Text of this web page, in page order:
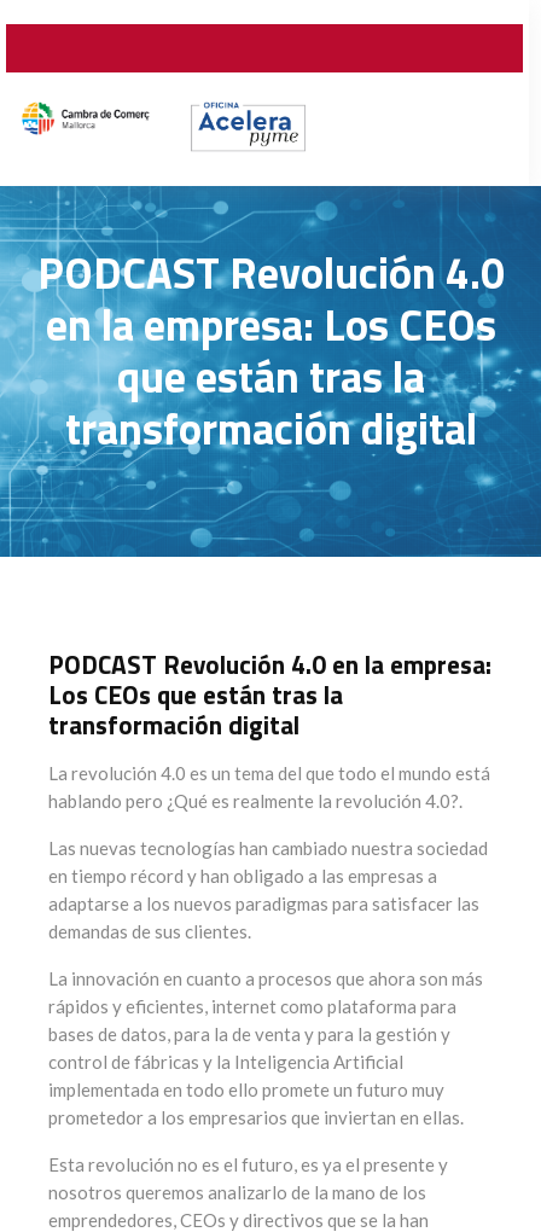
PODCAST Revolución 4.0
en la empresa: Los CEOs
que están tras la
transformación digital
PODCAST Revolución 4.0 en la empresa:
Los CEOs que están tras la
transformación digital
La revolución 4.0 es un tema del que todo el mundo está
hablando pero ¿Qué es realmente la revolución 4.0?.
Las nuevas tecnologías han cambiado nuestra sociedad
en tiempo récord y han obligado a las empresas a
adaptarse a los nuevos paradigmas para satisfacer las
demandas de sus clientes.
La innovación en cuanto a procesos que ahora son más
rápidos y eficientes, internet como plataforma para
bases de datos, para la de venta y para la gestión y
control de fábricas y la Inteligencia Artificial
implementada en todo ello promete un futuro muy
prometedor a los empresarios que inviertan en ellas.
Esta revolución no es el futuro, es ya el presente y
nosotros queremos analizarlo de la mano de los
emprendedores, CEOs y directivos que se la han